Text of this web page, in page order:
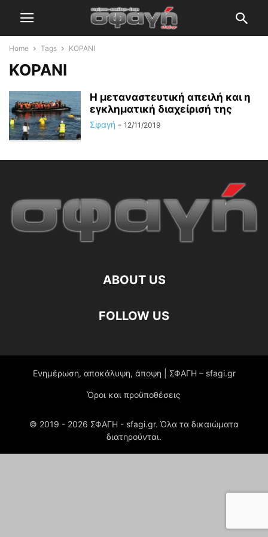
Home Tags ΚΟΡΑΝΙ
ΚΟΡΑΝΙ
Η μεταναστευτική απειλή και η
εγκληματική διαχείρισή της
Σφαγή - 12/11/2019
ABOUT US
FOLLOW US
Ενημέρωση, αποκάλυψη, άποψη | ΣΦΑΓΗ – sfagi.gr
Όροι και προϋποθέσεις
© 2019 - 2026 ΣΦΑΓΗ - sfagi.gr. Όλα τα δικαιώματα
διατηρούνται.